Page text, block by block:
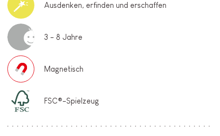
Ausdenken, erfinden und erschaffen
3 - 8 Jahre
Magnetisch
FSC®-Spielzeug